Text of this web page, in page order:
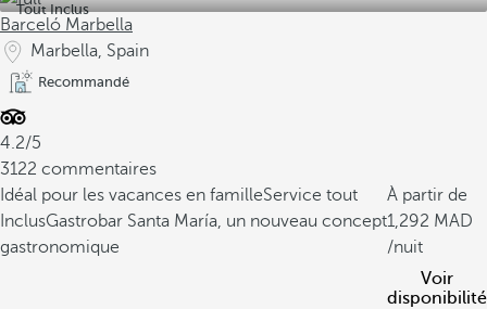
Tout Inclus
Barceló Marbella
Marbella, Spain
Recommandé
4.2/5
3122 commentaires
Idéal pour les vacances en familleService tout
InclusGastrobar Santa María, un nouveau concept
gastronomique
À partir de
1,292
/nuit
Voir
disponibilité